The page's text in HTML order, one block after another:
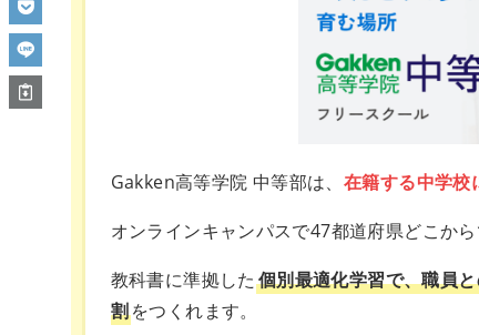
Gakken高等学院 中等部は、 在籍する中学校
オンラインキャンパスで47都道府県どこか
教科書に準拠した 個別最適化学習で、職員
割をつくれます。